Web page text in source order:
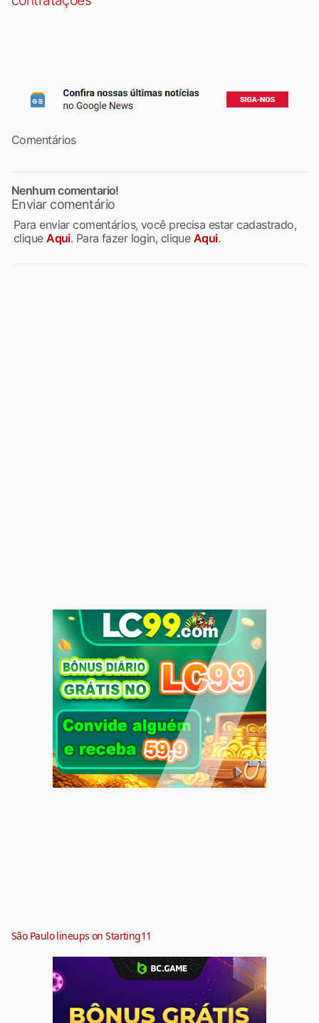
Comentários
Nenhum comentario!
Enviar comentário
Para enviar comentários, você precisa estar cadastrado,
cliqueAqui. Para fazer login, clique Aqui.
São Paulo lineups on Starting11